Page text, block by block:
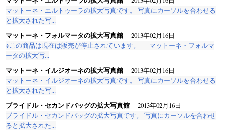
マットーネ・エルトゥーラの拡大写真です。 写真にカーソルを合わせる
と拡大された写...
マットーネ・フォルマータの拡大写真館 2013年02月16日
※この商品は現在は販売が停止されています。 マットーネ・フォルマ
ータの拡大写...
マットーネ・イルジオーネの拡大写真館 2013年02月16日
マットーネ・イルジオーネの拡大写真です。 写真にカーソルを合わせる
と拡大された写...
ブライドル・セカンドバッグの拡大写真館 2013年02月16日
ブライドル・セカンドバッグの拡大写真です。 写真にカーソルを合わせ
ると拡大された...